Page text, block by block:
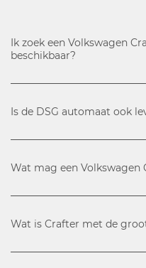
Ik zoek een Volkswagen
beschikbaar?
Is de DSG automaat ook
Wat mag een Volkswagen
Wat is Crafter met de